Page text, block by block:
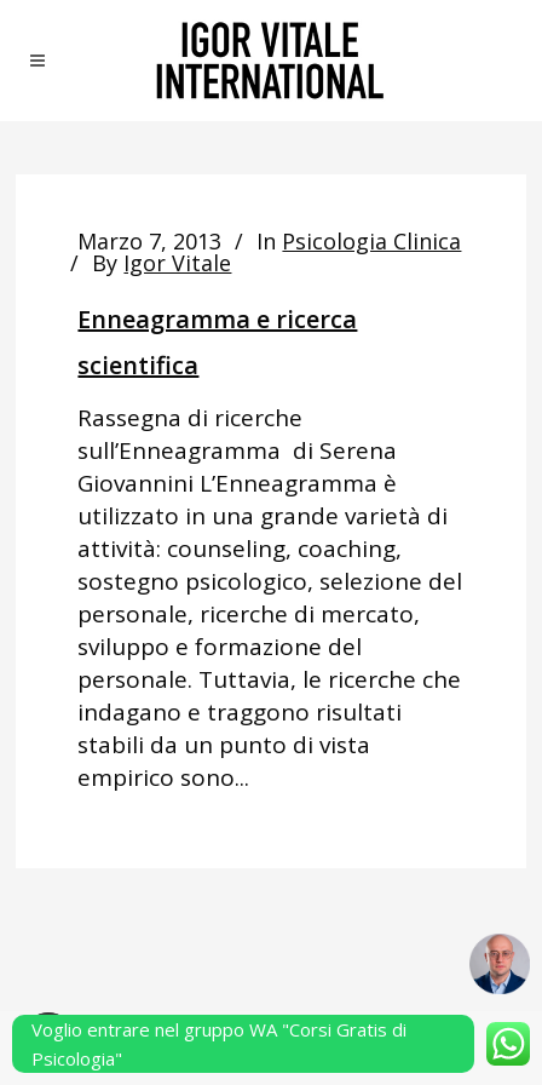
Marzo 7, 2013 In Psicologia Clinica
By Igor Vitale
Enneagramma e ricerca
scientifica
Rassegna di ricerche
sull’Enneagramma di Serena
Giovannini L’Enneagramma è
utilizzato in una grande varietà di
attività: counseling, coaching,
sostegno psicologico, selezione del
personale, ricerche di mercato,
sviluppo e formazione del
personale. Tuttavia, le ricerche che
indagano e traggono risultati
stabili da un punto di vista
empirico sono...
Powered by Performarsi S.a.s.
Voglio entrare nel gruppo WA "Corsi Gratis di
Psicologia"